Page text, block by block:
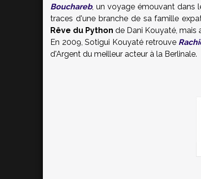
Bouchareb, un voyage émouvant dans
traces d'une branche de sa famille
Rêve du Python de Dani Kouyaté, mais
En 2009, Sotigui Kouyaté retrouve
d'Argent du meilleur acteur à la Berlinale.